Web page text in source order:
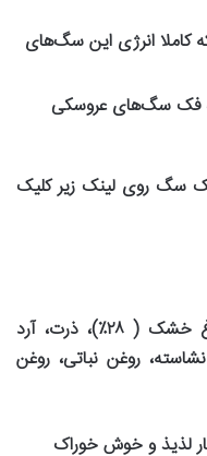
انرژی این سگ‌های
فک سگ‌های عروسکی
سگ روی لینک زیر کلیک
خشک ( ۲۸٪) ، ذرت، آرد
روغن نباتی، روغن
لذیذ و خوش خوراک